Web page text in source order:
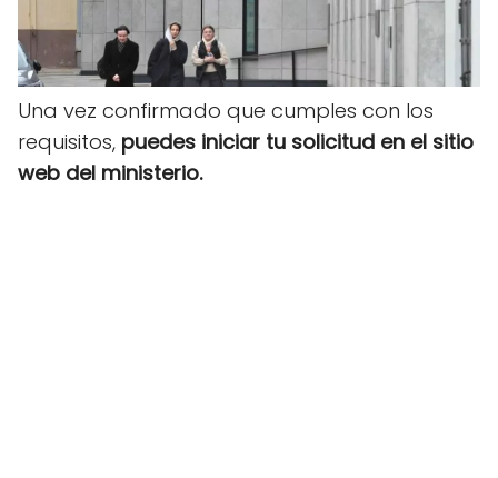
Una vez confirmado que cumples con los
requisitos, puedes iniciar tu solicitud en el sitio
web del ministerio.